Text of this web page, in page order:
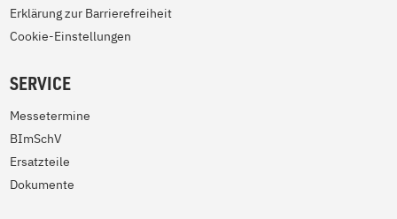
Erklärung zur Barrierefreiheit
Cookie-Einstellungen
SERVICE
Messetermine
BImSchV
Ersatzteile
Dokumente